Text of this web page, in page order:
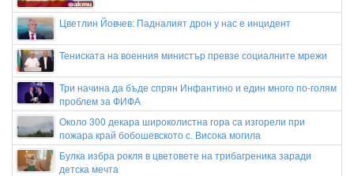
Цветлин Йовчев: Падналият дрон у нас е инцидент
Тениската на военния министър превзе социалните мрежи
Три начина да бъде спрян Инфантино и един много по-голям
проблем за ФИФА
Около 300 декара широколистна гора са изгорели при
пожара край бобошевското с. Висока могила
Булка избра рокля в цветовете на трибагреника заради
детска мечта